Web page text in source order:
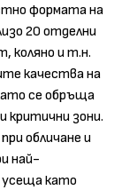
формата на
20 отделни
коляно и т.н.
качества на
се обръща
критични зони.
обличане и
най-
усеща като